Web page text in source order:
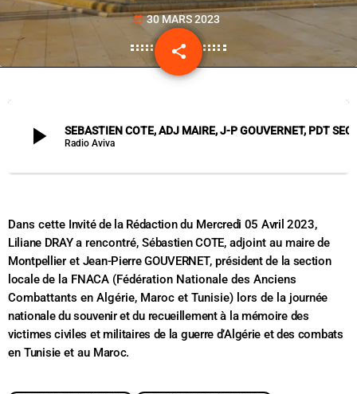
today 30 MARS 2023
share
email
play_arrow Radio Aviva
Dans cette Invité de la Rédactiondu Mercredi 05 Avril 2023,
Liliane DRAYa rencontré,Sébastien COTE, adjoint au maire de
Montpellieret Jean-Pierre GOUVERNET, président de la section
localede la FNACA(Fédération Nationale des Anciens
Combattants en Algérie, Maroc et Tunisie) lors de la journée
nationale du souvenir et du recueillement à la mémoire des
victimes civiles et militaires de la guerre d’Algérie et des combats
en Tunisieet au Maroc.